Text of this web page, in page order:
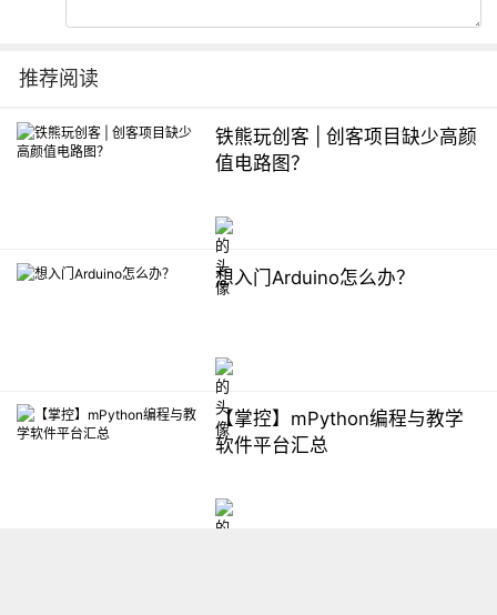
推荐阅读
铁熊玩创客 | 创客项目缺少高颜
值电路图？
想入门Arduino怎么办？
【掌控】mPython编程与教学
软件平台汇总